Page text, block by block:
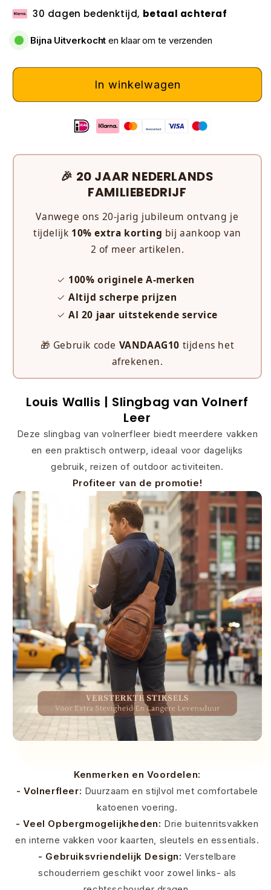
30 dagen bedenktijd, betaal achteraf
Bijna Uitverkocht en klaar om te verzenden
In winkelwagen
🎉 20 JAAR NEDERLANDS
FAMILIEBEDRIJF
Vanwege ons 20-jarig jubileum ontvang je
tijdelijk 10% extra korting bij aankoop van
2 of meer artikelen.
✓ 100% originele A-merken
✓Altijd scherpe prijzen
✓Al 20 jaar uitstekende service
🎁 Gebruik code VANDAAG10 tijdens het
afrekenen.
Louis Wallis | Slingbag van Volnerf
Leer
Deze slingbag van volnerfleer biedt meerdere vakken
en een praktisch ontwerp, ideaal voor dagelijks
gebruik, reizen of outdoor activiteiten.
Profiteer van de promotie!
Kenmerken en Voordelen:
- Volnerfleer: Duurzaam en stijlvol met comfortabele
katoenen voering.
- Veel Opbergmogelijkheden: Drie buitenritsvakken
en interne vakken voor kaarten, sleutels en essentials.
- Gebruiksvriendelijk Design: Verstelbare
schouderriem geschikt voor zowel links- als